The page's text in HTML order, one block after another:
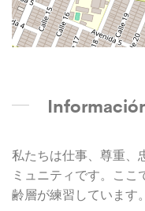
私たちは仕事、尊重、
ミュニティです。こ
齢層が練習しています。